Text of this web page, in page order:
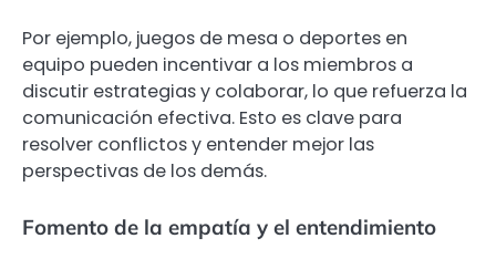
Por ejemplo, juegos de mesa o deportes en
equipo pueden incentivar a los miembros a
discutir estrategias y colaborar, lo que refuerza la
comunicación efectiva. Esto es clave para
resolver conflictos y entender mejor las
perspectivas de los demás.
Fomento de la empatía y el entendimiento